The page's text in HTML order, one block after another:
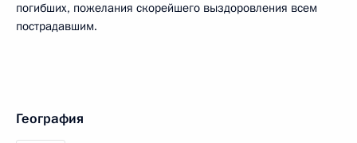
погибших, пожелания скорейшего выздоровления всем
пострадавшим.
География